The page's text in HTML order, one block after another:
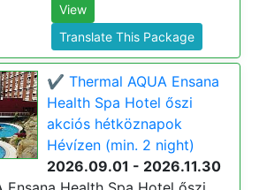
View
Translate This Package
✔️ Thermal AQUA Ensana
Health Spa Hotel őszi
akciós hétköznapok
Hévízen (min. 2 night)
2026.09.01 - 2026.11.30